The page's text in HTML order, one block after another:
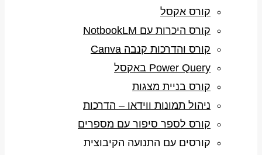
קורס אקסל
קורס היכרות עם NotbookLM
קורס והדרכות קנבה Canva
Power Query באקסל
קורס בניית מצגות
ניהול תמונות ווידאו – הדרכות
קורס לספר סיפור עם מספרים
קורסים עם התנועה הקיבוצית